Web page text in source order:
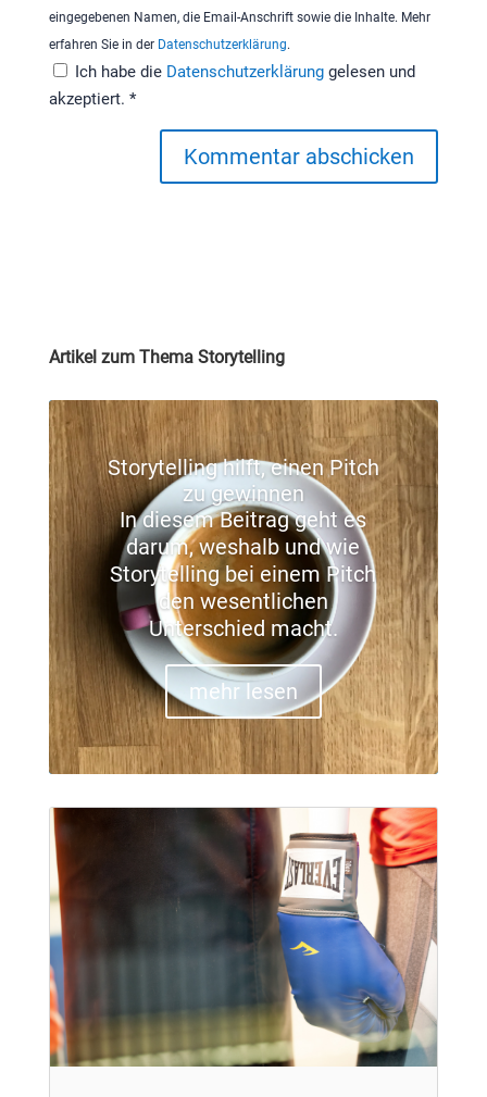
eingegebenen Namen, die Email-Anschrift sowie die Inhalte. Mehr
erfahren Sie in der Datenschutzerklärung.
Ich habe die Datenschutzerklärung gelesen und
akzeptiert. *
Kommentar abschicken
Artikel zum Thema Storytelling
Storytelling hilft, einen Pitch
zu gewinnen
In diesem Beitrag geht es
darum, weshalb und wie
Storytelling bei einem Pitch
den wesentlichen
Unterschied macht.
mehr lesen